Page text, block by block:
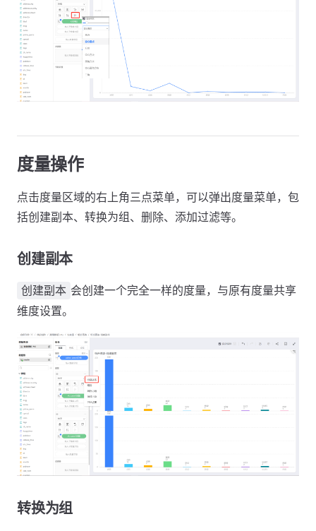
度量操作
点击度量区域的右上角三点菜单，可以弹出度量菜单，包
括创建副本、转换为组、删除、添加过滤等。
创建副本
创建副本 会创建一个完全一样的度量，与原有度量共享
维度设置。
转换为组